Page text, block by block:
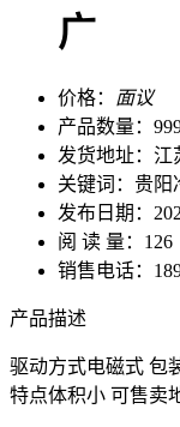
广
价格：
面议
产品数量：
发货地址： 江
关键词： 贵阳
发布日期：
阅 读 量： 126
销售电话：
产品描述
驱动方式电磁式 包
特点体积小 可售卖